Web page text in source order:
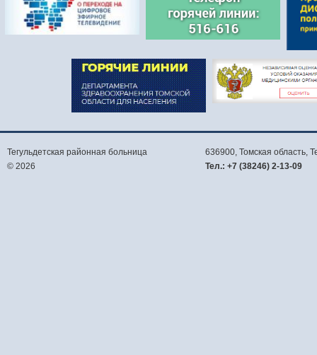
Тегульдетская районная больница
© 2026
636900, Томская область,
Тел.: +7 (38246) 2-13-09